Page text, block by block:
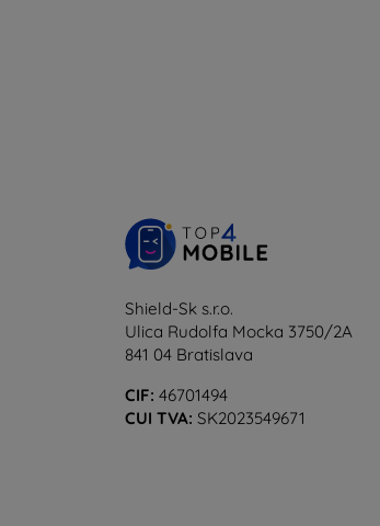
Shield-Sk s.r.o.
Ulica Rudolfa Mocka 3750/2A
841 04 Bratislava
CIF: 46701494
CUI TVA: SK2023549671